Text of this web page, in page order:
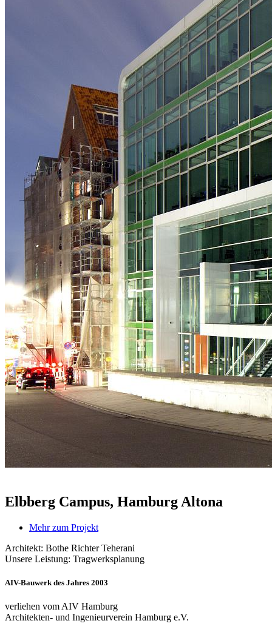
Elbberg Campus, Hamburg Altona
Mehr zum Projekt
Architekt: Bothe Richter Teherani
Unsere Leistung: Tragwerksplanung
AIV-Bauwerk des Jahres 2003
verliehen vom AIV Hamburg
Architekten- und Ingenieurverein Hamburg e.V.